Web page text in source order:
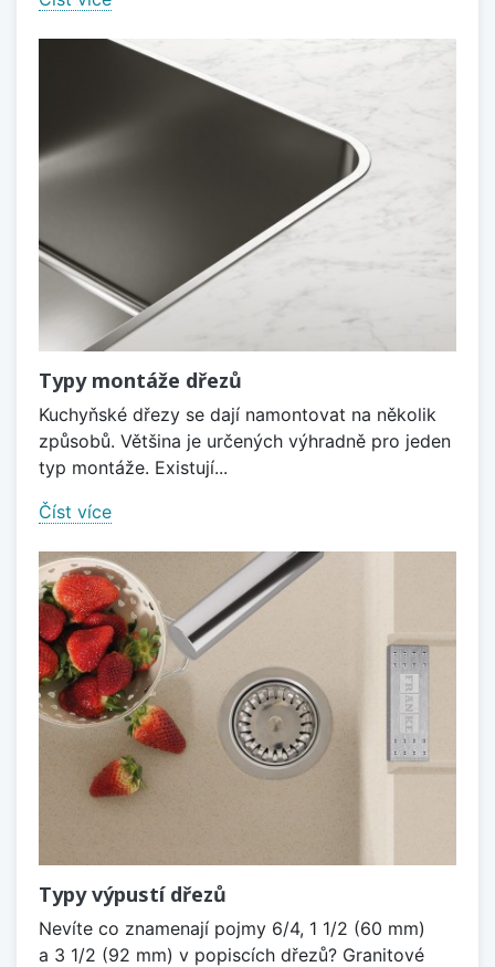
Typy montáže dřezů
Kuchyňské dřezy se dají namontovat na několik
způsobů. Většina je určených výhradně pro jeden
typ montáže. Existují...
Číst více
Typy výpustí dřezů
Nevíte co znamenají pojmy 6/4, 1 1/2 (60 mm)
a 3 1/2 (92 mm) v popiscích dřezů? Granitové